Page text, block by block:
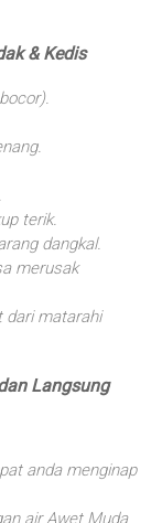
& Kedis
terik.
dangkal.
merusak
dari matarahi
Langsung
anda menginap
air Awet Muda